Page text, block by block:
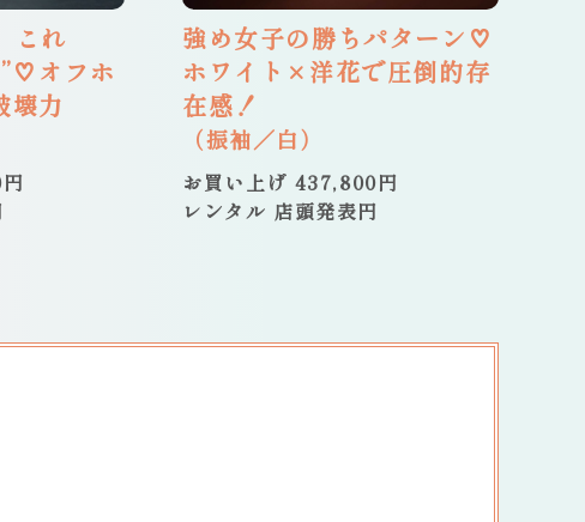
これ
オフホ
壊力
強め女子の勝ちパターン♡
ホワイト×洋花で圧倒的存
在感！
（振袖／白）
お買い上げ 437,800円
レンタル 店頭発表円